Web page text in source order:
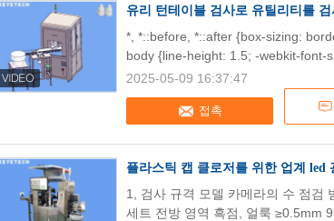
유리 턴테이블 검사로 유틸리티를
접촉
*, *::before, *::after {box-sizing:
body {line-height: 1.5; -webkit-font-
2025-05-09 16:37:47
플라스틱 캡 클로저를 위한 업계 led
1, 검사 규격 모델 카메라의 수 점검
세트 전방 영역 흑점, 얼룩 ≥0.5mm